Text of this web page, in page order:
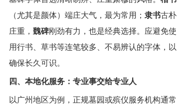
（尤其是颜体）端庄大气，最为常用； 隶书古朴
庄重， 魏碑刚劲有力，也是经典选择。应避免使
用行书、草书等连笔较多、不易辨认的字体，以
确保长久可识。
四、本地化服务：专业事交给专业人
以广州地区为例，正规墓园或殡仪服务机构通常